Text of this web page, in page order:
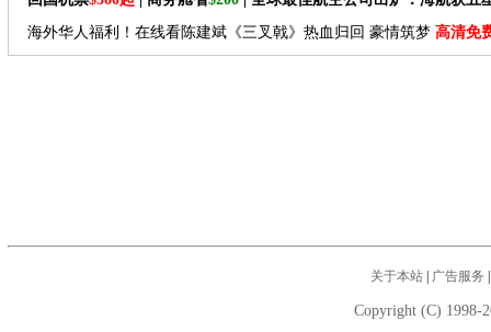
海外华人福利！在线看陈建斌《三叉戟》热血归回 豪情筑梦 高清免
关于本站| 广告服务
Copyright (C) 1998-